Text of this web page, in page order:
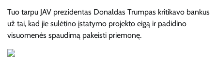
Tuo tarpu JAV prezidentas Donaldas Trumpas kritikavo bankus
už tai, kad jie sulėtino įstatymo projekto eigą ir padidino
visuomenės spaudimą pakeisti priemonę.